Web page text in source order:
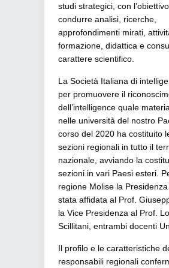
studi strategici, con
condurre analisi, ricerche,
approfondimenti mirati,
formazione, didattica e
carattere scientifico.
La Società Italiana di
per promuovere il
dell’intelligence quale
nelle università del nostro
corso del 2020 ha costituito
sezioni regionali in tutto il
nazionale, avviando la
sezioni in vari Paesi esteri.
regione Molise la
stata affidata al Prof.
la Vice Presidenza al Prof.
Scillitani, entrambi docenti
Il profilo e le caratteristiche
responsabili regionali